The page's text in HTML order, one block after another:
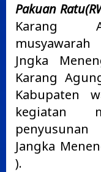
Pakuan
Karang
Jngka
Karang
Kabupaten
kegiatan
penyusunan
Jangka
).